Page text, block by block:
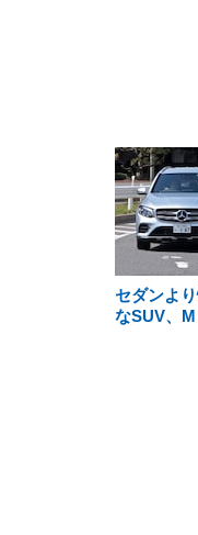
セダンよ
なSUV、